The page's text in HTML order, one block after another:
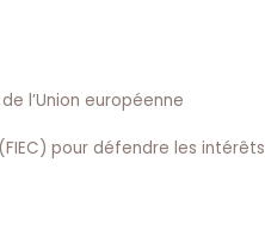
l’Union européenne
pour défendre les intérêts